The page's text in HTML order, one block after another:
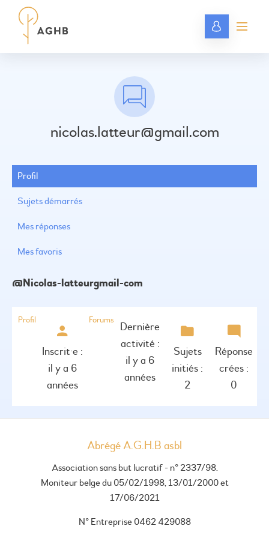
nicolas.latteur@gmail.com
Profil
Sujets démarrés
Mes réponses
Mes favoris
@nicolas-latteurgmail-com
Profil
Inscrit·e :
il y a 6
années
Forums
Dernière
activité :
il y a 6
années
Sujets
initiés :
2
Réponse
crées :
0
Abrégé A.G.H.B asbl
Association sans but lucratif - n° 2337/98.
Moniteur belge du 05/02/1998, 13/01/2000 et
17/06/2021
N° Entreprise 0462 429088